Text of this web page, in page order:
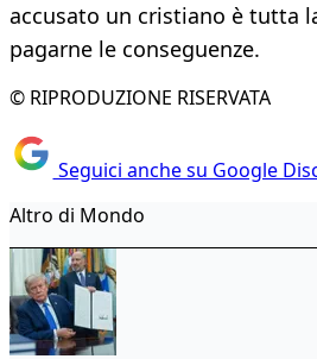
accusato un cristiano è tutta
pagarne le conseguenze.
© RIPRODUZIONE RISERVATA
Seguici anche su Google
Altro di Mondo